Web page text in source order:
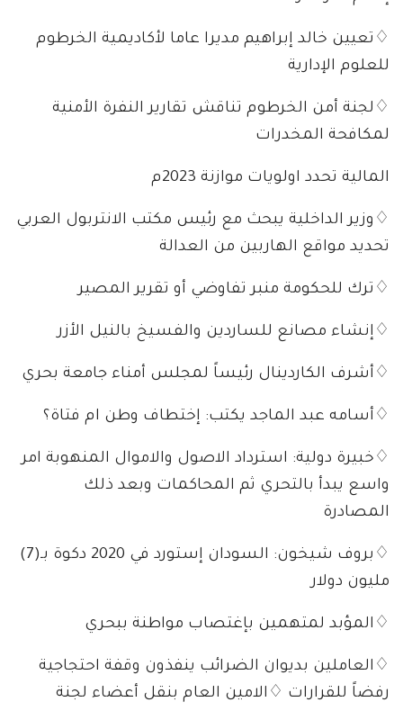
♢تعيين خالد إبراهيم مديرا عاما لأكاديمية الخرطوم
للعلوم الإدارية
♢لجنة أمن الخرطوم تناقش تقارير النفرة الأمنية
لمكافحة المخدرات
المالية تحدد اولويات موازنة 2023م
♢وزير الداخلية يبحث مع رئيس مكتب الانتربول العربي
تحديد مواقع الهاربين من العدالة
♢ترك للحكومة منبر تفاوضي أو تقرير المصير
♢إنشاء مصانع للساردين والفسيخ بالنيل الأزر
♢أشرف الكاردينال رئيساً لمجلس أمناء جامعة بحري
♢أسامه عبد الماجد يكتب: إختطاف وطن ام فتاة؟
♢خبيرة دولية: استرداد الاصول والاموال المنهوبة امر
واسع يبدأ بالتحري ثم المحاكمات وبعد ذلك
المصادرة
♢بروف شيخون: السودان إستورد في 2020 دكوة بـ(7)
مليون دولار
♢المؤبد لمتهمين بإغتصاب مواطنة ببحري
♢العاملين بديوان الضرائب ينفذون وقفة احتجاجية
رفضاً للقرارات ♢الامين العام بنقل أعضاء لجنة